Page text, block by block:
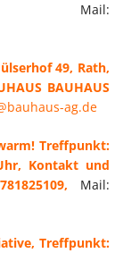
49, Rath,
BAUHAUS
ag.de
Treffpunkt:
Kontakt und
Mail:
Treffpunkt: